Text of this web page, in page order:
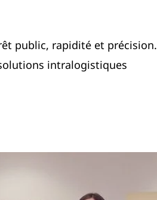
public, rapidité et précision.
intralogistiques